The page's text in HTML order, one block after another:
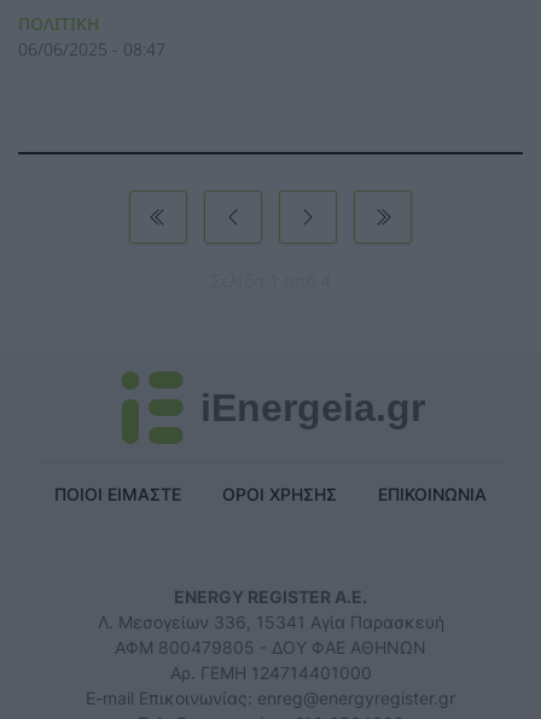
ΠΟΛΙΤΙΚΗ
06/06/2025 - 08:47
iEnergeia.gr
ΠΟΙΟΙ ΕΙΜΑΣΤΕ ΟΡΟΙ ΧΡΗΣΗΣ ΕΠΙΚΟΙΝΩΝΙΑ
ENERGY REGISTER Α.Ε.
Λ. Μεσογείων 336, 15341 Αγία Παρασκευή
ΑΦΜ 800479805 - ΔΟΥ ΦΑΕ ΑΘΗΝΩΝ
Αρ. ΓΕΜΗ 124714401000
E-mail Επικοινωνίας: enreg@energyregister.gr